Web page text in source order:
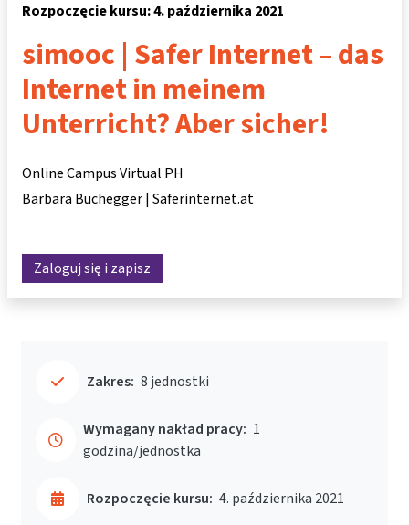
Rozpoczęcie kursu: 4. października 2021
simooc | Safer Internet – das
Internet in meinem
Unterricht? Aber sicher!
Online Campus Virtual PH
Barbara Buchegger | Saferinternet.at
Zaloguj się i zapisz
Zakres: 8 jednostki
Wymagany nakład pracy: 1
godzina/jednostka
Rozpoczęcie kursu: 4. października 2021